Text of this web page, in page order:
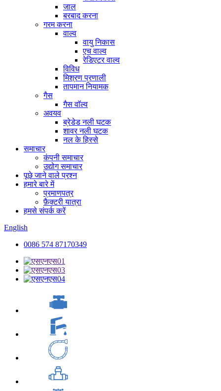
जाल
बरबाद करना
गरम करना
वाल्व
वायु निकास
एच वाल्व
रेडिएटर वाल्व
विविध
मिश्रण प्रणाली
तापमान नियामक
गैस
गैस वाॅल्व
अवयव
ब्रेडेड नली घटक
शावर नली घटक
नल के हिस्से
समाचार
कंपनी समाचार
उद्योग समाचार
पूछे जाने वाले प्रश्न
हमारे बारे में
प्रमाणपत्र
फ़ैक्टरी यात्रा
हमसे संपर्क करें
English
0086 574 87170349